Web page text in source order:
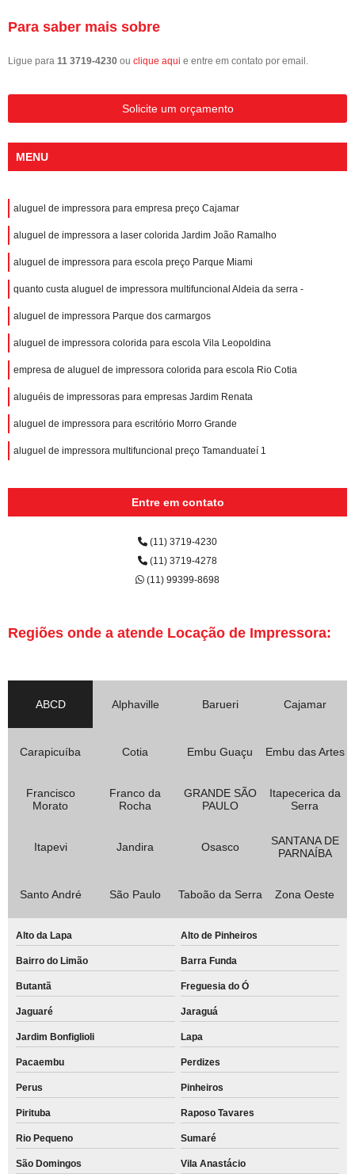
Para saber mais sobre
Ligue para 11 3719-4230 ou clique aqui e entre em contato por email.
Solicite um orçamento
MENU
aluguel de impressora para empresa preço Cajamar
aluguel de impressora a laser colorida Jardim João Ramalho
aluguel de impressora para escola preço Parque Miami
quanto custa aluguel de impressora multifuncional Aldeia da serra -
aluguel de impressora Parque dos carmargos
aluguel de impressora colorida para escola Vila Leopoldina
empresa de aluguel de impressora colorida para escola Rio Cotia
aluguéis de impressoras para empresas Jardim Renata
aluguel de impressora para escritório Morro Grande
aluguel de impressora multifuncional preço Tamanduateí 1
Entre em contato
(11) 3719-4230
(11) 3719-4278
(11) 99399-8698
Regiões onde a atende Locação de Impressora:
ABCD Alphaville Barueri Cajamar
Carapicuíba Cotia Embu Guaçu Embu das Artes
Francisco
Morato
Franco da
Rocha
GRANDE SÃO
PAULO
Itapecerica da
Serra
Itapevi Jandira Osasco
SANTANA DE
PARNAÍBA
Santo André São Paulo Taboão da Serra Zona Oeste
Alto da Lapa Alto de Pinheiros
Bairro do Limão Barra Funda
Butantã Freguesia do Ó
Jaguaré Jaraguá
Jardim Bonfiglioli Lapa
Pacaembu Perdizes
Perus Pinheiros
Pirituba Raposo Tavares
Rio Pequeno Sumaré
São Domingos Vila Anastácio